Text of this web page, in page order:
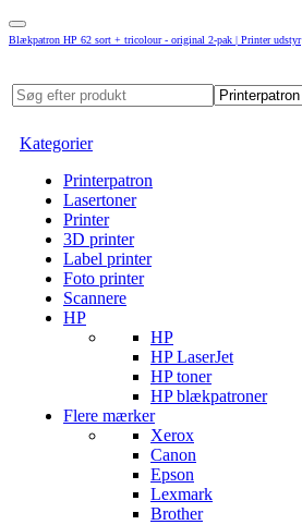
Blækpatron HP 62 sort + tricolour - original 2-pak | Printer udstyr
Kategorier
Printerpatron
Lasertoner
Printer
3D printer
Label printer
Foto printer
Scannere
HP
HP
HP LaserJet
HP toner
HP blækpatroner
Flere mærker
Xerox
Canon
Epson
Lexmark
Brother